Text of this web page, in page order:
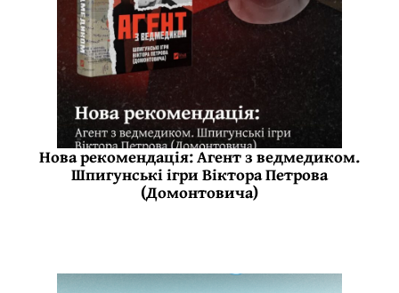
Нова рекомендація: Агент з ведмедиком.
Шпигунські ігри Віктора Петрова
(Домонтовича)